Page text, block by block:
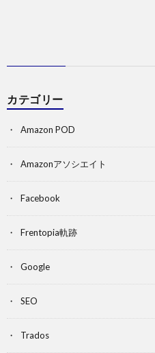
カテゴリー
Amazon POD
Amazonアソシエイト
Facebook
Frentopia軌跡
Google
SEO
Trados